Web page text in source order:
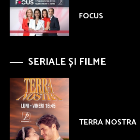
FOCUS
SERIALE ȘI FILME
TERRA NOSTRA